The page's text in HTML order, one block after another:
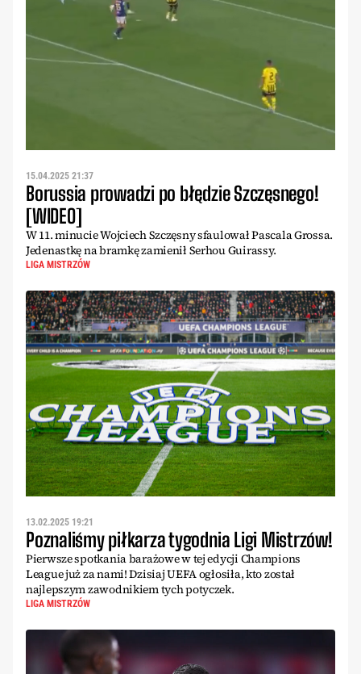
15.04.2025 21:37
Borussia prowadzi po błędzie Szczęsnego!
[WIDEO]
W 11. minucie Wojciech Szczęsny sfaulował Pascala Grossa.
Jedenastkę na bramkę zamienił Serhou Guirassy.
LIGA MISTRZÓW
13.02.2025 19:21
Poznaliśmy piłkarza tygodnia Ligi Mistrzów!
Pierwsze spotkania barażowe w tej edycji Champions
League już za nami! Dzisiaj UEFA ogłosiła, kto został
najlepszym zawodnikiem tych potyczek.
LIGA MISTRZÓW